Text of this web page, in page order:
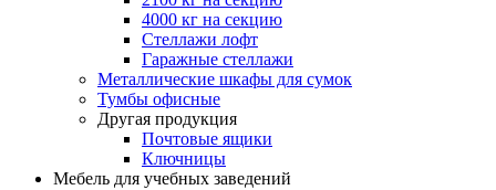
4000 кг на секцию
Стеллажи лофт
Гаражные стеллажи
Металлические шкафы для сумок
Тумбы офисные
Другая продукция
Почтовые ящики
Ключницы
Мебель для учебных заведений